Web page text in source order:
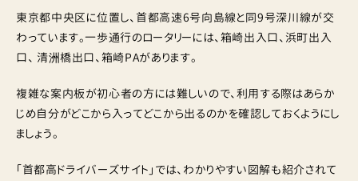
東京都中央区に位置し、首都高速6号向島線と同9号深川線が交
わっています。一歩通行のロータリーには、箱崎出入口、浜町出入
口、 清洲橋出口、箱崎PAがあります。
複雑な案内板が初心者の方には難しいので、利用する際はあらか
じめ自分がどこから入ってどこから出るのかを確認しておくようにし
ましょう。
「首都高ドライバーズサイト」では、わかりやすい図解も紹介されて